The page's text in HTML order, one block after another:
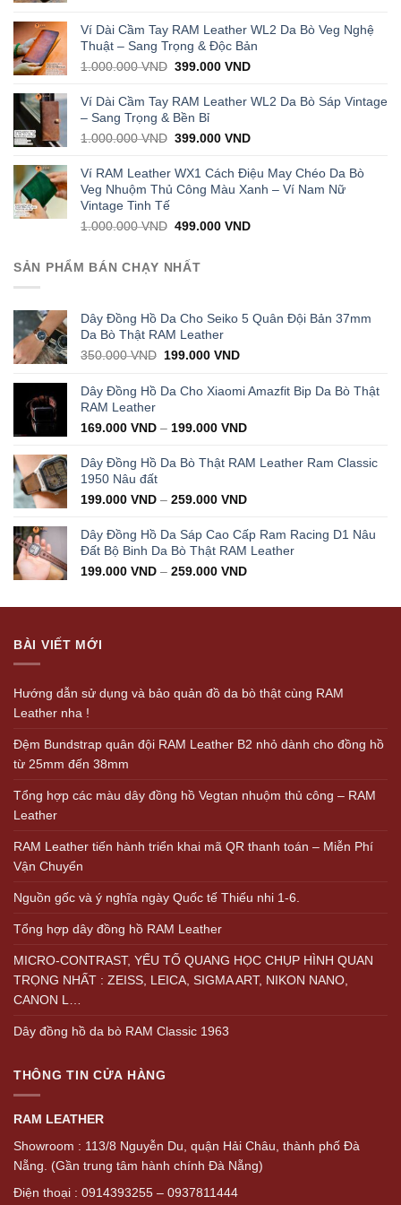
was:
1.000.000 VND.
is:
429.000 VND.
Ví Dài Cầm Tay RAM Leather WL2 Da Bò Veg Nghệ
Thuật – Sang Trọng & Độc Bản
1.000.000VND Original
was:
1.000.000 VND.
399.000VNDCurrent
is:
Ví Dài Cầm Tay RAM Leather WL2 Da Bò Sáp Vintage
– Sang Trọng & Bền Bỉ
1.000.000VND Original
was:
1.000.000 VND.
399.000VNDCurrent
is:
399.000 VND.
Ví RAM Leather WX1 Cách Điệu May Chéo Da Bò
Veg Nhuộm Thủ Công Màu Xanh – Ví Nam Nữ
Vintage Tinh Tế
1.000.000VND Original
was:
1.000.000 VND.
499.000VNDCurrent
SẢN PHẨM BÁN CHẠY NHẤT
Dây Đồng Hồ Da Cho Seiko 5 Quân Đội Bản 37mm
Da Bò Thật RAM Leather
350.000VND Original
was:
199.000VNDCurrent
is:
199.000 VND.
Dây Đồng Hồ Da Cho Xiaomi Amazfit Bip Da Bò Thật
RAM Leather
169.000 VND – 199.000 VND
Dây Đồng Hồ Da Bò Thật RAM Leather Ram Classic
1950 Nâu đất
199.000 VND – 259.000 VND
Dây Đồng Hồ Da Sáp Cao Cấp Ram Racing D1 Nâu
Đất Bộ Binh Da Bò Thật RAM Leather
199.000 VND – 259.000 VND
BÀI VIẾT MỚI
Hướng dẫn sử dụng và bảo quản đồ da bò thật cùng RAM
Leather nha !
Đệm Bundstrap quân đội RAM Leather B2 nhỏ dành cho đồng hồ
từ 25mm đến 38mm
Tổng hợp các màu dây đồng hồ Vegtan nhuộm thủ công – RAM
Leather
RAM Leather tiến hành triển khai mã QR thanh toán – Miễn Phí
Vận Chuyển
Nguồn gốc và ý nghĩa ngày Quốc tế Thiếu nhi 1-6.
Tổng hợp dây đồng hồ RAM Leather
MICRO-CONTRAST, YẾU TỐ QUANG HỌC CHỤP HÌNH QUAN
TRỌNG NHẤT : ZEISS, LEICA, SIGMA ART, NIKON NANO,
CANON L…
Dây đồng hồ da bò RAM Classic 1963
THÔNG TIN CỬA HÀNG
RAM LEATHER
Showroom : 113/8 Nguyễn Du, quận Hải Châu, thành phố Đà
Nẵng. (Gần trung tâm hành chính Đà Nẵng)
Điện thoại : 0914393255 – 0937811444